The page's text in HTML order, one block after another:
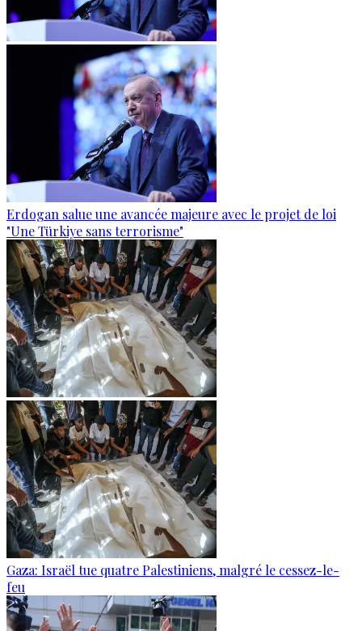
Erdogan salue une avancée majeure avec le projet de loi
"Une Türkiye sans terrorisme"
Gaza: Israël tue quatre Palestiniens, malgré le cessez-le-
feu